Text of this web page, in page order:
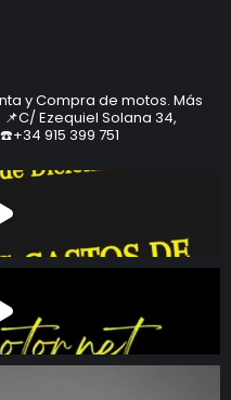
y Compra de motos. Más
📌C/ Ezequiel Solana 34,
☎️+34 915 399 751